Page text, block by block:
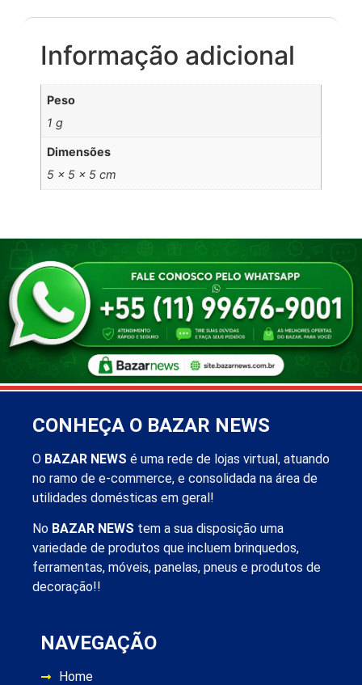
Informação adicional
Peso
1 g
Dimensões
5 × 5 × 5 cm
CONHEÇA O BAZAR NEWS
O BAZAR NEWS é uma rede de lojas virtual, atuando
no ramo de e-commerce, e consolidada na área de
utilidades domésticas em geral!
No BAZAR NEWS tem a sua disposição uma
variedade de produtos que incluem brinquedos,
ferramentas, móveis, panelas, pneus e produtos de
decoração!!
NAVEGAÇÃO
Home